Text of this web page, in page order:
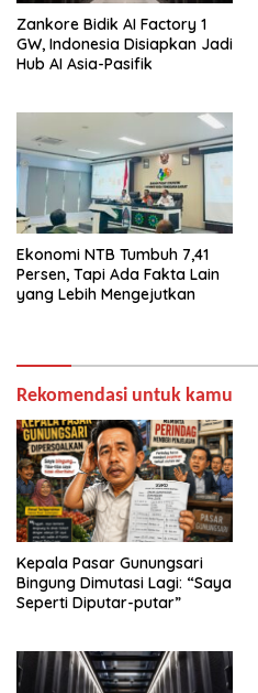
Zankore Bidik AI Factory 1
GW, Indonesia Disiapkan Jadi
Hub AI Asia-Pasifik
Ekonomi NTB Tumbuh 7,41
Persen, Tapi Ada Fakta Lain
yang Lebih Mengejutkan
Rekomendasi untuk kamu
Kepala Pasar Gunungsari
Bingung Dimutasi Lagi: “Saya
Seperti Diputar-putar”